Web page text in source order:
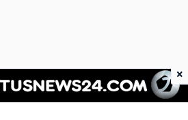
Juventus News 24
×